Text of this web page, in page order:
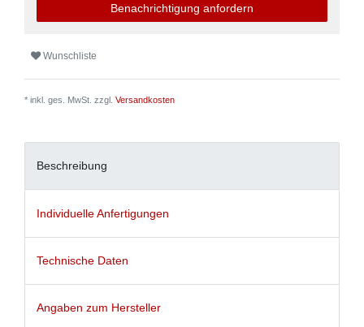
Benachrichtigung anfordern
Wunschliste
* inkl. ges. MwSt. zzgl. Versandkosten
Beschreibung
Individuelle Anfertigungen
Technische Daten
Angaben zum Hersteller